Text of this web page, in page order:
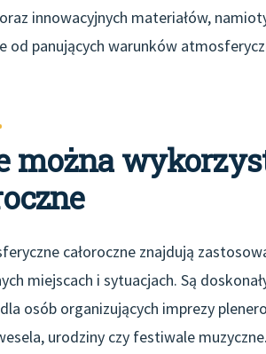
innowacyjnych materiałów,
od panujących warunków
można
całoroczne znajdują
miejscach i sytuacjach. Są
osób organizujących imprezy
urodziny czy festiwale